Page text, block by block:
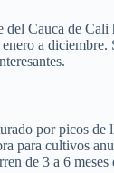
Cauca de
a
por picos
para cultivos
de 3 a 6